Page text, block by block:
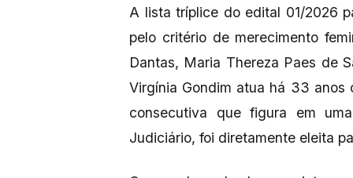
A lista tríplice do edital 01/2026
pelo critério de merecimento
Dantas, Maria Thereza Paes de
Virgínia Gondim atua há 33 anos
consecutiva que figura em
Judiciário, foi diretamente eleita